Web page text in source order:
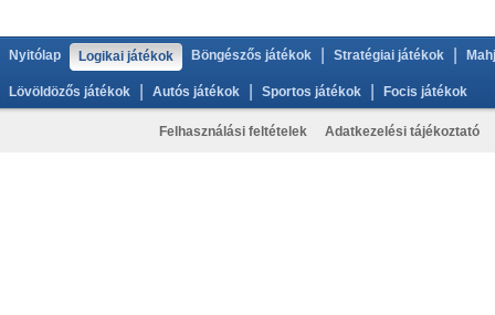
Nyitólap Logikai játékok Böngészős játékok Stratégiai játékok
Lövöldözős játékok Autós játékok Sportos játékok Focis játékok
Felhasználási feltételek Adatkezelési tájékoztató